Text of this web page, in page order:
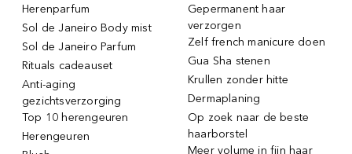
Herenparfum
Sol de Janeiro Body mist
Sol de Janeiro Parfum
Rituals cadeauset
Anti-aging
gezichtsverzorging
Top 10 herengeuren
Herengeuren
Gepermanent haar
verzorgen
Zelf french manicure doen
Gua Sha stenen
Krullen zonder hitte
Dermaplaning
Op zoek naar de beste
haarborstel
Meer volume in fijn haar